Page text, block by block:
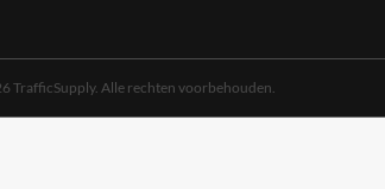
TrafficSupply. Alle rechten voorbehouden.